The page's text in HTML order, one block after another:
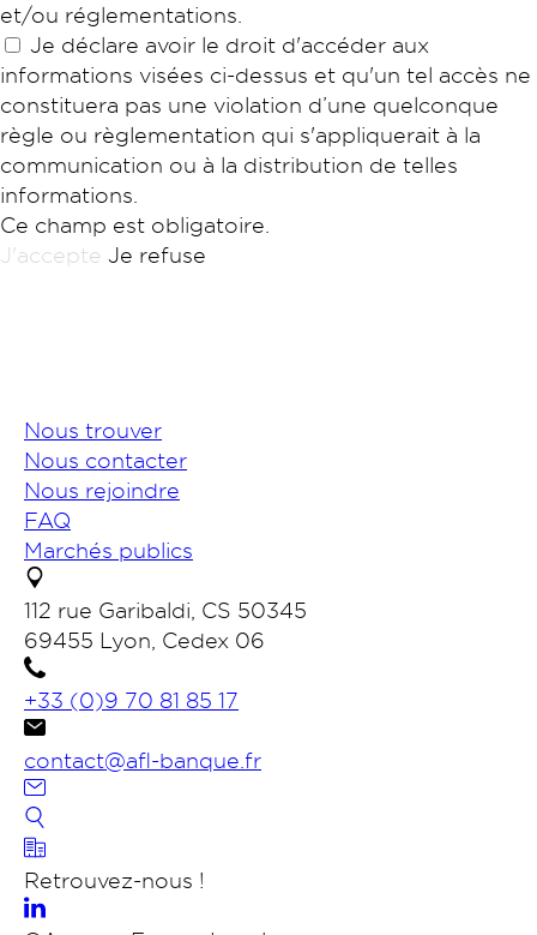
et/ou réglementations.
Je déclare avoir le droit d'accéder aux
informations visées ci-dessus et qu'un tel accès ne
constituera pas une violation d’une quelconque
règle ou règlementation qui s'appliquerait à la
communication ou à la distribution de telles
informations.
Ce champ est obligatoire.
J'accepte Je refuse
Nous trouver
Nous contacter
Nous rejoindre
FAQ
Marchés publics
112 rue Garibaldi, CS 50345
69455 Lyon, Cedex 06
+33 (0)9 70 81 85 17
contact@afl-banque.fr
Retrouvez-nous !